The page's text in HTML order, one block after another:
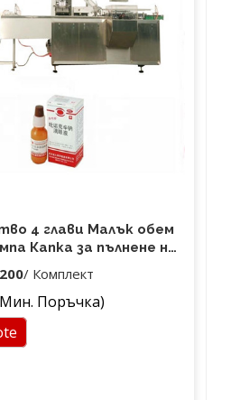
4 глави Малък обем
Капка за пълнене на
масло
/ Комплект
Поръчка)